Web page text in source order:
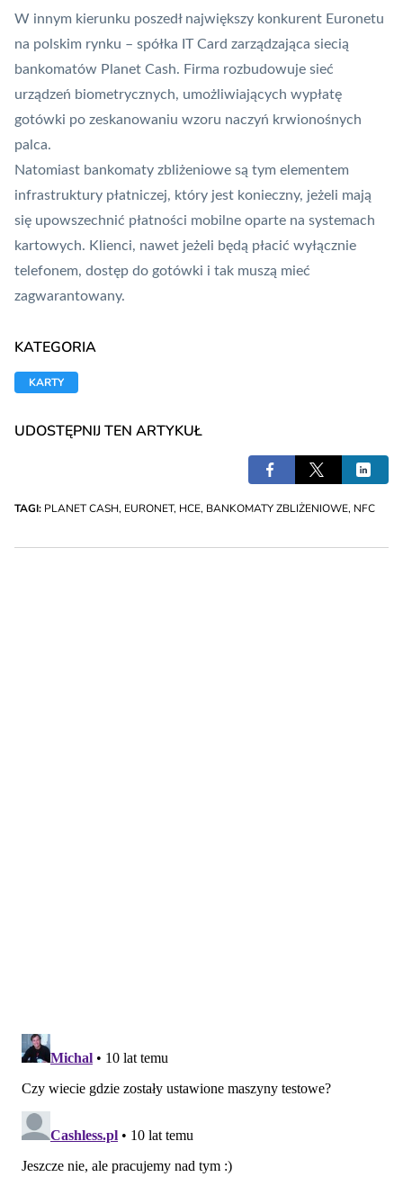
W innym kierunku poszedł największy konkurent Euronetu
na polskim rynku – spółka IT Card zarządzająca siecią
bankomatów Planet Cash. Firma rozbudowuje sieć
urządzeń biometrycznych, umożliwiających wypłatę
gotówki po zeskanowaniu wzoru naczyń krwionośnych
palca.
Natomiast bankomaty zbliżeniowe są tym elementem
infrastruktury płatniczej, który jest konieczny, jeżeli mają
się upowszechnić płatności mobilne oparte na systemach
kartowych. Klienci, nawet jeżeli będą płacić wyłącznie
telefonem, dostęp do gotówki i tak muszą mieć
zagwarantowany.
KATEGORIA
KARTY
UDOSTĘPNIJ TEN ARTYKUŁ
TAGI: PLANET CASH, EURONET, HCE, BANKOMATY ZBLIŻENIOWE, NFC